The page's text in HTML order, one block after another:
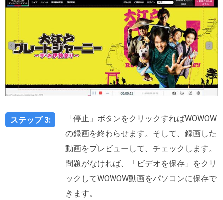
ステップ 3:
「停止」ボタンをクリックすればWOWOW
の録画を終わらせます。そして、録画した
動画をプレビューして、チェックします。
問題がなければ、「ビデオを保存」をクリ
ックしてWOWOW動画をパソコンに保存で
きます。